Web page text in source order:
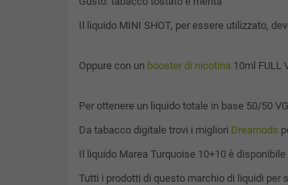
Il liquido MINI SHOT, per essere utilizzato,
Oppure con un booster di nicotina 10ml FULL
Per ottenere un liquido totale in base 50/50
Da tabacco digitale trovi i migliori Dreamods
Il liquido Marea Turquoise 10+10 è
Tutti i prodotti di questo marchio di liquidi per